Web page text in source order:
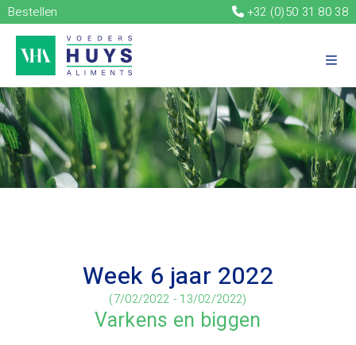
Bestellen +32 (0)50 31 80 38
Week 6 jaar 2022
(7/02/2022 - 13/02/2022)
Varkens en biggen